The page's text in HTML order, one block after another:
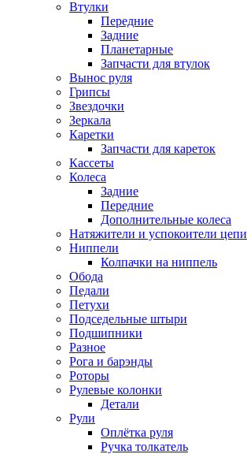
Втулки
Передние
Задние
Планетарные
Запчасти для втулок
Вынос руля
Грипсы
Звездочки
Зеркала
Каретки
Запчасти для кареток
Кассеты
Колеса
Задние
Передние
Дополнительные колеса
Натяжители и успокоители цепи
Ниппели
Колпачки на ниппель
Обода
Педали
Петухи
Подседельные штыри
Подшипники
Разное
Рога и барэнды
Роторы
Рулевые колонки
Детали
Рули
Оплётка руля
Ручка толкатель